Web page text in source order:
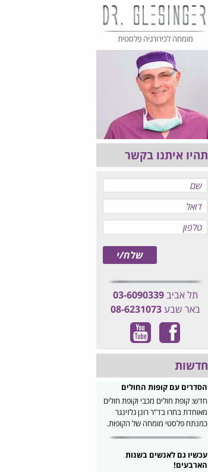
מומחה לכירורגיה פלסטית
תהיו איתנו בקשר
תל אביב03-6090339
באר שבע08-6231073
חדשות
הסדרים עם קופות החולים
חדש: קופת חולים מכבי וקופת חולים
מאוחדת בחרו בד"ר רונן גלזינגר
כמנתח פלסטי מומחה של הקופות.
עכשיו גם לאנשים בשנות
הארבעים!